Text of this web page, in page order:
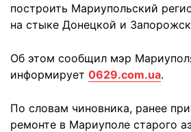
построить Мариупольский
на стыке Донецкой и
Об этом сообщил мэр
информирует 0629.com.ua.
По словам чиновника, ранее
ремонте в Мариуполе старого